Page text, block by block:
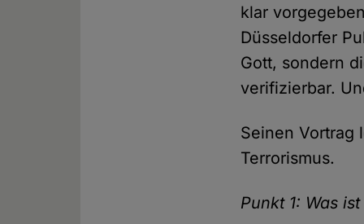
klar
Düsseldorfer
Gott, sondern
verifizierbar.
Seinen Vortrag
Terrorismus.
Punkt 1: Was